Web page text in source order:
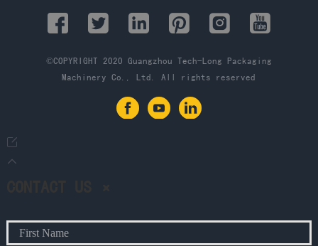
©COPYRIGHT 2020 Guangzhou Tech-Long Packaging
Machinery Co., Ltd. All rights reserved
FacebookYouTubeLinkedIn